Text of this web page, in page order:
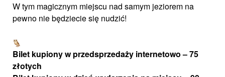
W tym magicznym miejscu nad samym jeziorem na
pewno nie będziecie się nudzić!
Bilet kupiony w przedsprzedaży internetowo – 75
złotych